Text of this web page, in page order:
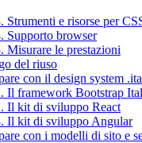
Strumenti e risorse per
Supporto browser
Misurare le prestazioni
del riuso
con il design system
Il framework Bootstrap
Il kit di sviluppo React
Il kit di sviluppo Angular
con i modelli di sito e